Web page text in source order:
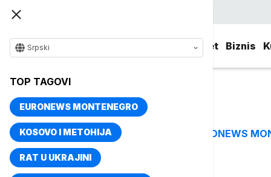
Svet Biznis
Srpski
TOP TAGOVI
EURONEWS MONTENEGRO
KOSOVO I METOHIJA
RAT U UKRAJINI
TOP TAGOVI EURONEWS
Naslovna Evropa